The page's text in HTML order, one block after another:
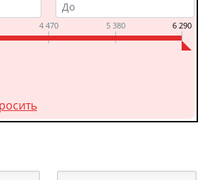
4 470 5 380 6 290